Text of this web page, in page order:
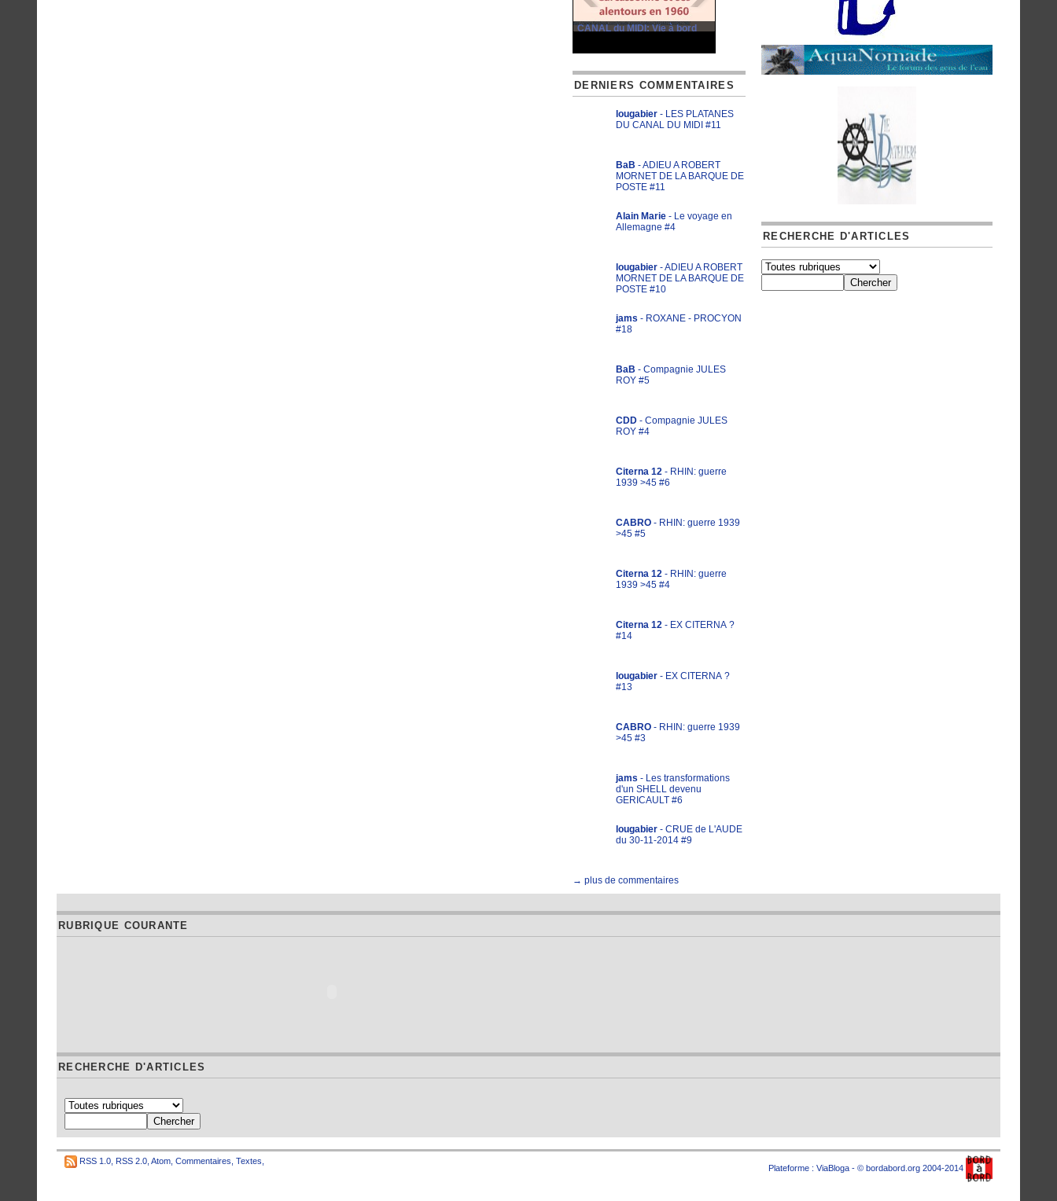
CANAL du MIDI: Vie à bord
DERNIERS COMMENTAIRES
lougabier - LES PLATANES
DU CANAL DU MIDI #11
BaB - ADIEU A ROBERT
MORNET DE LA BARQUE DE
POSTE #11
Alain Marie - Le voyage en
Allemagne #4
lougabier - ADIEU A ROBERT
MORNET DE LA BARQUE DE
POSTE #10
jams - ROXANE - PROCYON
#18
BaB - Compagnie JULES
ROY #5
CDD - Compagnie JULES
ROY #4
Citerna 12 - RHIN: guerre
1939 >45 #6
CABRO - RHIN: guerre 1939
>45 #5
Citerna 12 - RHIN: guerre
1939 >45 #4
Citerna 12 - EX CITERNA ?
#14
lougabier - EX CITERNA ?
#13
CABRO - RHIN: guerre 1939
>45 #3
jams - Les transformations
d'un SHELL devenu
GERICAULT #6
lougabier - CRUE de L'AUDE
du 30-11-2014 #9
→ plus de commentaires
RECHERCHE D'ARTICLES
RUBRIQUE COURANTE
RECHERCHE D'ARTICLES
RSS 1.0 RSS 2.0 Atom Commentaires Textes
Plateforme : ViaBloga - © bordabord.org 2004-2014